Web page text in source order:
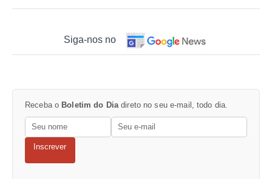
Siga-nos no
Receba o Boletim do Diadireto no seu e-mail, todo dia.
Inscrever